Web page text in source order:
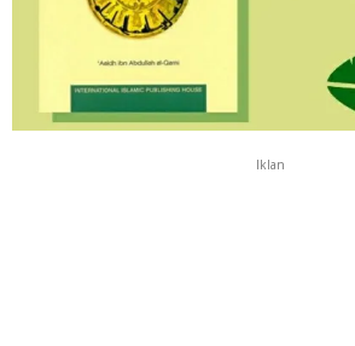
Iklan